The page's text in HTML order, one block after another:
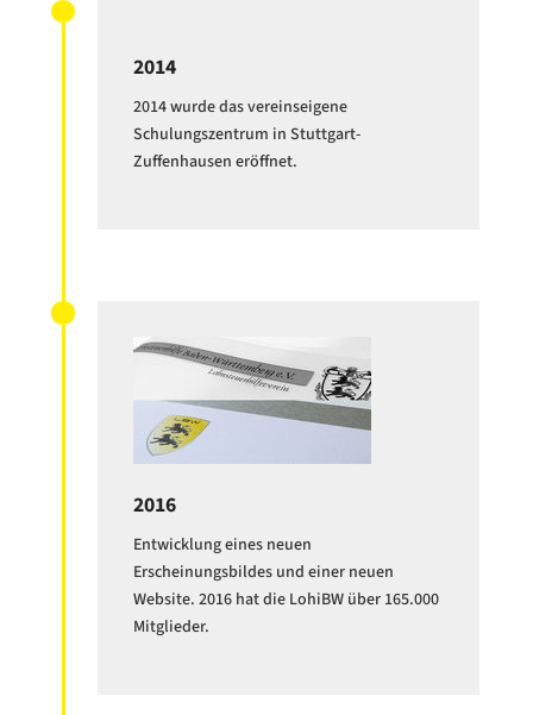
2014
2014 wurde das vereinseigene
Schulungszentrum in Stuttgart-
Zuffenhausen eröffnet.
2016
Entwicklung eines neuen
Erscheinungsbildes und einer neuen
Website. 2016 hat die LohiBW über 165.000
Mitglieder.